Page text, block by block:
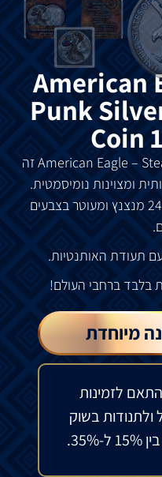
American
Punk
Coin
זה
ומצוינות נומיסמטית.
מנצנץ ומעוטרבצבעים
.
תעודת האותנטיות.
בלבד ברחבי העולם!
מיוחדת
לזמינות
בשוק